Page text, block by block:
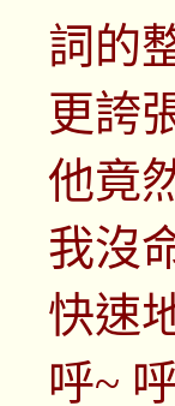
詞的
更誇
他竟
我沒
快速
呼~